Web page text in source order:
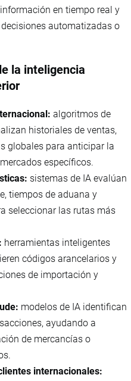
en tiempo real y
automatizadas o
la inteligencia
algoritmos de
historiales de ventas,
globales para anticipar la
específicos.
sistemas de IA evalúan
tiempos de aduana y
seleccionar las rutas más
herramientas inteligentes
códigos arancelarios y
de importación y
modelos de IA identifican
ayudando a
de mercancías o
internacionales: